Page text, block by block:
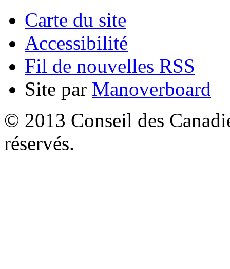
Carte du site
Accessibilité
Fil de nouvelles RSS
Site par Manoverboard
© 2013 Conseil des
réservés.